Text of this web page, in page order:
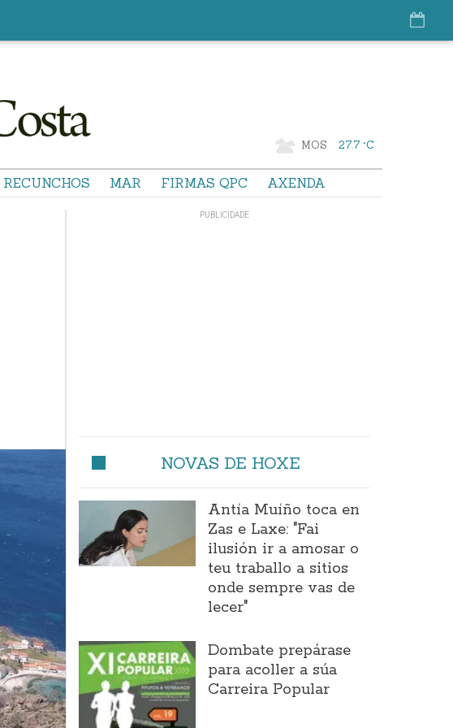
MOS 27.7 °C
RECUNCHOS MAR FIRMAS QPC AXENDA
NOVAS DE HOXE
Antía Muíño toca en
Zas e Laxe: "Fai
ilusión ir a amosar o
teu traballo a sitios
onde sempre vas de
lecer"
Dombate prepárase
para acoller a súa
Carreira Popular